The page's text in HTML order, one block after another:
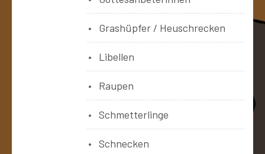
Grashüpfer / Heuschrecken
Libellen
Raupen
Schmetterlinge
Schnecken